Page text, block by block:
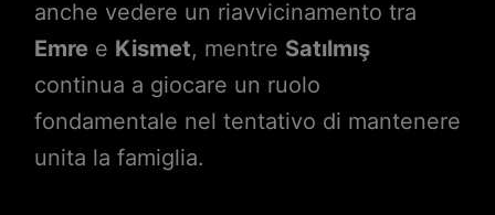
anche vedere un riavvicinamento tra
Emre e Kismet, mentre Satılmış
continua a giocare un ruolo
fondamentale nel tentativo di mantenere
unita la famiglia.